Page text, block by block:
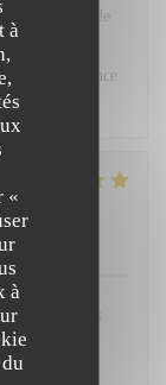
à
«
à
que ce type de
le plaisir de
une expérience
d'hôtel
/ Prix
choisis mais
bar et
113. En